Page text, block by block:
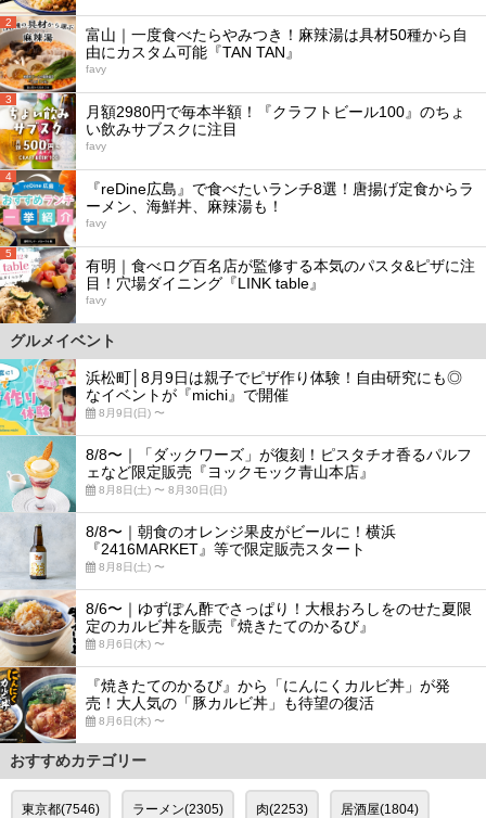
2
富山｜一度食べたらやみつき！麻辣湯は具材50種から自
由にカスタム可能『TAN TAN』
favy
3
月額2980円で毎本半額！『クラフトビール100』のちょ
い飲みサブスクに注目
favy
4
『reDine広島』で食べたいランチ8選！唐揚げ定食からラ
ーメン、海鮮丼、麻辣湯も！
favy
5
有明｜食べログ百名店が監修する本気のパスタ&ピザに注
目！穴場ダイニング『LINK table』
favy
グルメイベント
浜松町│8月9日は親子でピザ作り体験！自由研究にも◎
なイベントが『michi』で開催
8月9日(日) 〜
8/8〜｜「ダックワーズ」が復刻！ピスタチオ香るパルフ
ェなど限定販売『ヨックモック青山本店』
8月8日(土) 〜 8月30日(日)
8/8〜｜朝食のオレンジ果皮がビールに！横浜
『2416MARKET』等で限定販売スタート
8月8日(土) 〜
8/6〜｜ゆずぽん酢でさっぱり！大根おろしをのせた夏限
定のカルビ丼を販売『焼きたてのかるび』
8月6日(木) 〜
『焼きたてのかるび』から「にんにくカルビ丼」が発
売！大人気の「豚カルビ丼」も待望の復活
8月6日(木) 〜
おすすめカテゴリー
東京都(7546) ラーメン(2305) 肉(2253) 居酒屋(1804)